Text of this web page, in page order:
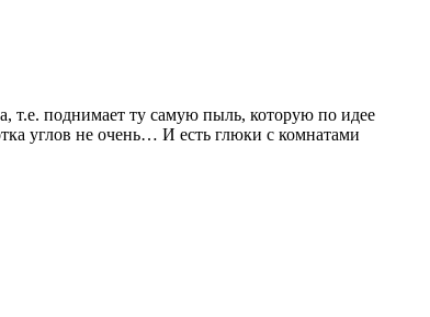
т.е. поднимает ту самую пыль, которую по идее
углов не очень… И есть глюки с комнатами